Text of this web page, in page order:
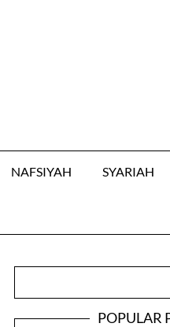
NAFSIYAH SYARIAH
POPULAR